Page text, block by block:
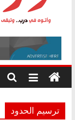
درب
وأتوه
درب..
وتبقى
هي
ترسيم الحدود